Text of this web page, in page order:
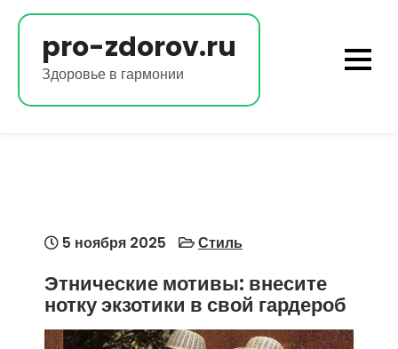
Перейти
содержимомуpro-zdorov.ru
Здоровье в гармонии
5 ноября 2025 Стиль
Этнические мотивы: внесите
нотку экзотики в свой гардероб